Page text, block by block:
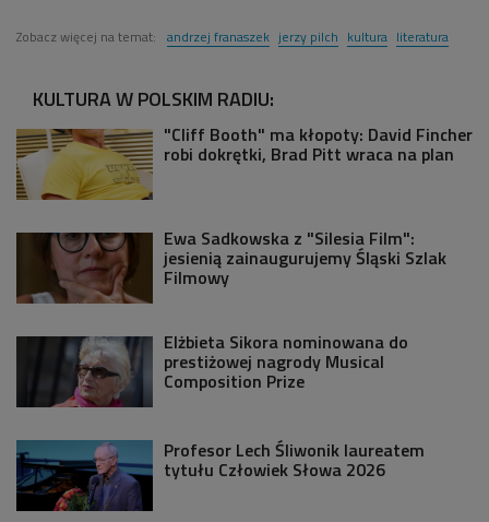
Zobacz więcej na temat: andrzej franaszek jerzy pilch kultura literatura
KULTURA W POLSKIM RADIU:
"Cliff Booth" ma kłopoty: David Fincher
robi dokrętki, Brad Pitt wraca na plan
Ewa Sadkowska z "Silesia Film":
jesienią zainaugurujemy Śląski Szlak
Filmowy
Elżbieta Sikora nominowana do
prestiżowej nagrody Musical
Composition Prize
Profesor Lech Śliwonik laureatem
tytułu Człowiek Słowa 2026